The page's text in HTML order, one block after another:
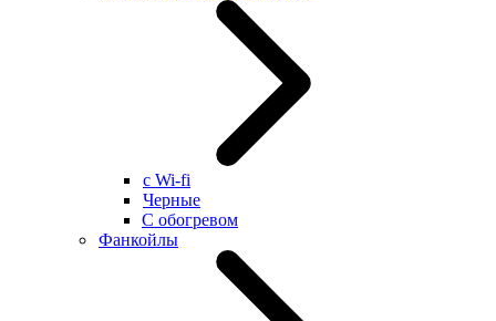
с Wi-fi
Черные
С обогревом
Фанкойлы